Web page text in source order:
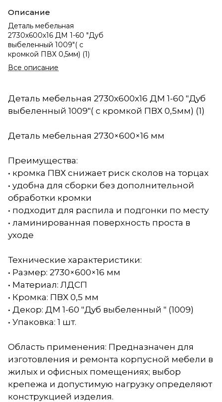
Описание
Деталь мебельная
2730х600х16 ДМ 1-60 "Дуб
выбеленный 1009"( с
кромкой ПВХ 0,5мм) (1)
Все описание
Деталь мебельная 2730х600х16 ДМ 1-60 "Дуб
выбеленный 1009"( с кромкой ПВХ 0,5мм) (1)
Деталь мебельная 2730×600×16 мм
Преимущества:
• кромка ПВХ снижает риск сколов на торцах
• удобна для сборки без дополнительной
обработки кромки
• подходит для распила и подгонки по месту
• ламинированная поверхность проста в
уходе
Технические характеристики:
• Размер: 2730×600×16 мм
• Материал: ЛДСП
• Кромка: ПВХ 0,5 мм
• Декор: ДМ 1-60 "Дуб выбеленный " (1009)
• Упаковка: 1 шт.
Область применения: Предназначен для
изготовления и ремонта корпусной мебели в
жилых и офисных помещениях; выбор
крепежа и допустимую нагрузку определяют
конструкцией изделия.